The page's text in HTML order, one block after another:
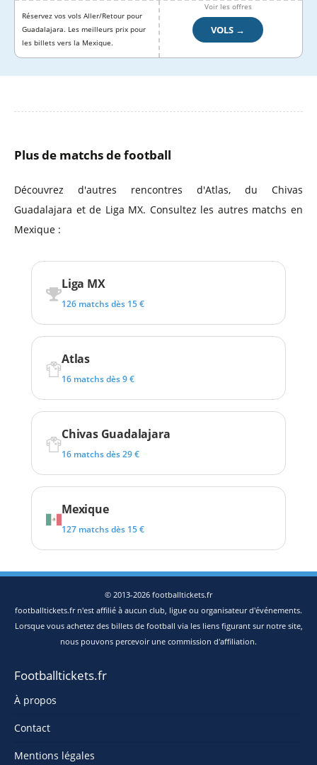
Réservez vos vols Aller/Retour pour
Guadalajara. Les meilleurs prix pour
les billets vers la Mexique.
Voir les offres
VOLS →
Plus de matchs de football
Découvrez d'autres rencontres d'Atlas, du Chivas
Guadalajara et de Liga MX. Consultez les autres matchs en
Mexique :
Liga MX
126 matchs dès 15 €
Atlas
16 matchs dès 9 €
Chivas Guadalajara
16 matchs dès 29 €
Mexique
127 matchs dès 15 €
© 2013-2026 footballtickets.fr
footballtickets.fr n'est affilié à aucun club, ligue ou organisateur d'événements.
Lorsque vous achetez des billets de football via les liens figurant sur notre site,
nous pouvons percevoir une commission d'affiliation.
Footballtickets.fr
À propos
Contact
Mentions légales